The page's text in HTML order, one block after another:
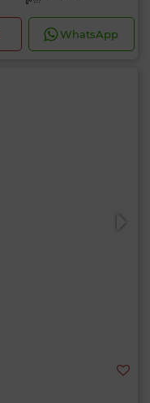
WhatsApp